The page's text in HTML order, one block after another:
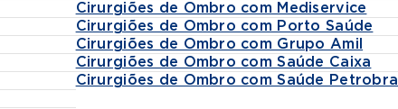
Cirurgiões de Ombro com Mediservice
Cirurgiões de Ombro com Porto Saúde
Cirurgiões de Ombro com Grupo Amil
Cirurgiões de Ombro com Saúde Caixa
Cirurgiões de Ombro com Saúde